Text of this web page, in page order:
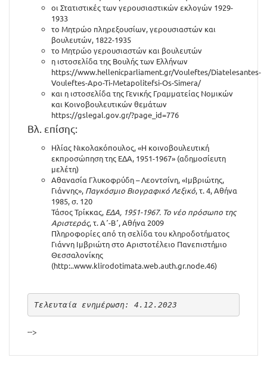
οι Στατιστικές των γερουσιαστικών εκλογών 1929-
1933
το Μητρώο πληρεξουσίων, γερουσιαστών και
βουλευτών, 1822-1935
το Μητρώο γερουσιαστών και βουλευτών
η ιστοσελίδα της Βουλής των Ελλήνων
https://www.hellenicparliament.gr/Vouleftes/Diatelesantes-
Vouleftes-Apo-Ti-Metapolitefsi-Os-Simera/
και η ιστοσελίδα της Γενικής Γραμματείας Νομικών
και Κοινοβουλευτικών θεμάτων
https://gslegal.gov.gr/?page_id=776
Βλ. επίσης:
Ηλίας Νικολακόπουλος, «Η κοινοβουλευτική
εκπροσώπηση της ΕΔΑ, 1951-1967» (αδημοσίευτη
μελέτη)
Αθανασία Γλυκοφρύδη – Λεοντσίνη, «Ιμβριώτης,
Γιάννης», Παγκόσμιο Βιογραφικό Λεξικό, τ. 4, Αθήνα
1985, σ. 120
Τάσος Τρίκκας, ΕΔΑ, 1951-1967. Το νέο πρόσωπο της
Αριστεράς, τ. Α΄-Β΄, Αθήνα 2009
Πληροφορίες από τη σελίδα του κληροδοτήματος
Γιάννη Ιμβριώτη στο Αριστοτέλειο Πανεπιστήμιο
Θεσσαλονίκης
(http:..www.klirodotimata.web.auth.gr.node.46)
Τελευταία ενημέρωση: 4.12.2023
-->